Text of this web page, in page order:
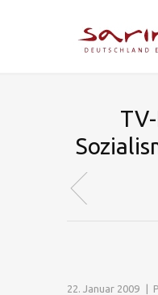
22. Januar 2009